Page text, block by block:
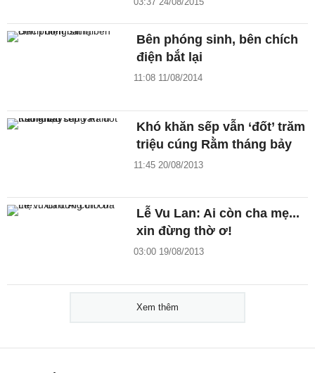
Bên phóng sinh, bên chích
điện bắt lại
11:08 11/08/2014
Khó khăn sếp vẫn ‘đốt’ trăm
triệu cúng Rằm tháng bảy
11:45 20/08/2013
Lễ Vu Lan: Ai còn cha mẹ...
xin đừng thờ ơ!
03:00 19/08/2013
Xem thêm